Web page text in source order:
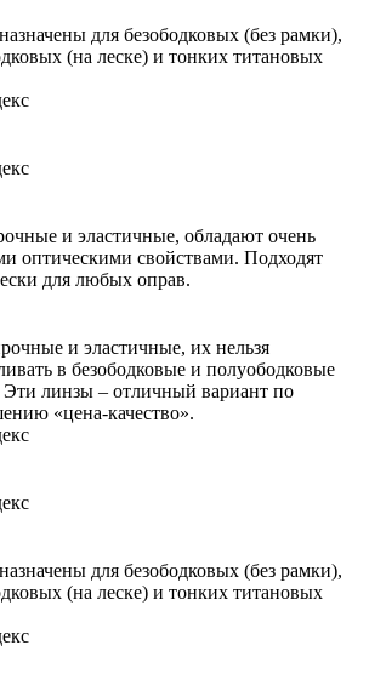
для безободковых (без рамки),
(на леске) и тонких титановых
и эластичные, обладают очень
оптическими свойствами. Подходят
для любых оправ.
и эластичные, их нельзя
в безободковые и полуободковые
линзы – отличный вариант по
«цена-качество».
для безободковых (без рамки),
(на леске) и тонких титановых